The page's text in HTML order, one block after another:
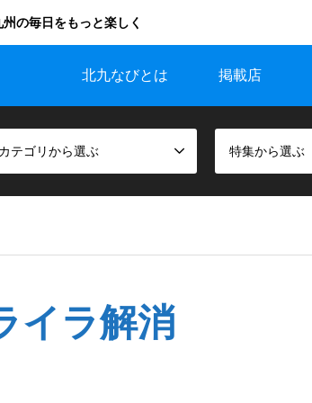
州の毎日をもっと楽しく
北九なびとは 掲載店
カテゴリから選ぶ 特集から選ぶ
イラ解消